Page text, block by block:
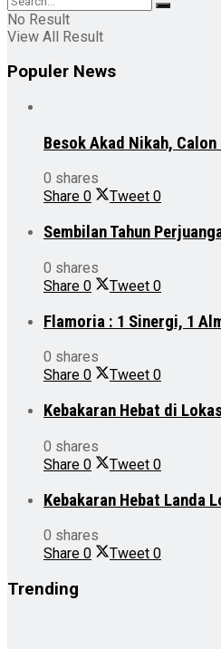
No Result
View All Result
Populer News
Besok Akad Nikah,
0 shares
Share 0 Tweet 0
Sembilan Tahun
0 shares
Share 0 Tweet 0
Flamoria : 1 Sinergi, 1
0 shares
Share 0 Tweet 0
Kebakaran Hebat di
0 shares
Share 0 Tweet 0
Kebakaran Hebat Landa
0 shares
Share 0 Tweet 0
Trending